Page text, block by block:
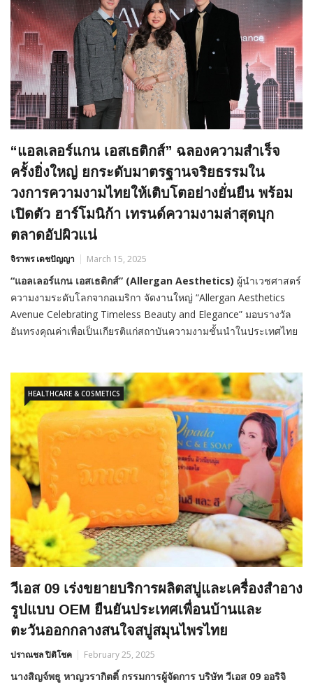
“แอลเลอร์แกน เอสเธติกส์” ฉลองความสำเร็จ
ครั้งยิ่งใหญ่ ยกระดับมาตรฐานจริยธรรมใน
วงการความงามไทยให้เติบโตอย่างยั่นยืน พร้อม
เปิดตัว ฮาร์โมนิก้า เทรนด์ความงามล่าสุดบุก
ตลาดอัปผิวแน่
จิราพร เดชปัญญา March 15, 2025
“แอลเลอร์แกน เอสเธติกส์” (Allergan Aesthetics) ผู้นำเวชศาสตร์
ความงามระดับโลกจากอเมริกา จัดงานใหญ่ “Allergan Aesthetics
Avenue Celebrating Timeless Beauty and Elegance” มอบรางวัล
อันทรงคุณค่าเพื่อเป็นเกียรติแก่สถาบันความงามชั้นนำในประเทศไทย
HEALTHCARE & COSMETICS
วีเอส 09 เร่งขยายบริการผลิตสบู่และเครื่องสำอาง
รูปแบบ OEM ยืนยันประเทศเพื่อนบ้านและ
ตะวันออกกลางสนใจสบู่สมุนไพรไทย
ปราณชล ปิติโชค February 25, 2025
นางสิญจ์พธู หาญวรากิตติ์ กรรมการผู้จัดการ บริษัท วีเอส 09 ออริจิ